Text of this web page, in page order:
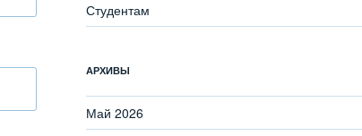
Студентам
АРХИВЫ
Май 2026